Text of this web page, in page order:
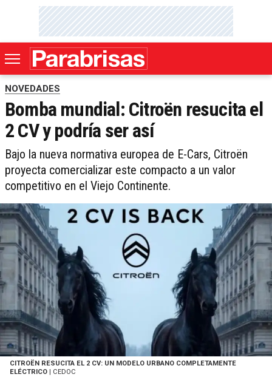
NOVEDADES
Bomba mundial: Citroën resucita el
2 CV y podría ser así
Bajo la nueva normativa europea de E-Cars, Citroën
proyecta comercializar este compacto a un valor
competitivo en el Viejo Continente.
CITROËN RESUCITA EL 2 CV: UN MODELO URBANO COMPLETAMENTE
ELÉCTRICO | CEDOC